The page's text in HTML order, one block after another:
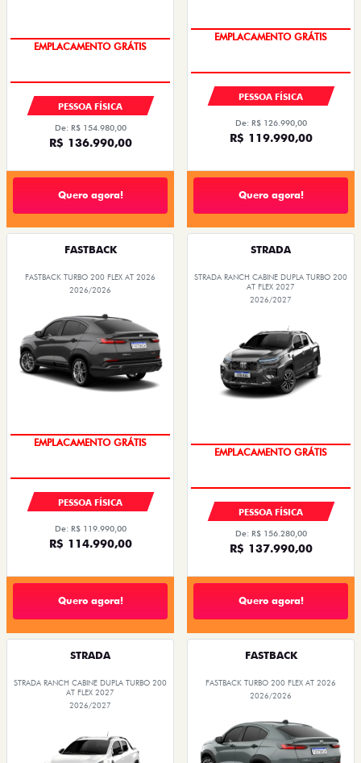
OPORTUNIDADE
PESSOA FÍSICA
De: R$ 154.980,00
R$ 136.990,00
Quero agora!
OPORTUNIDADE
PESSOA FÍSICA
De: R$ 126.990,00
R$ 119.990,00
Quero agora!
FASTBACK
FASTBACK TURBO 200 FLEX AT 2026
2026/2026
OPORTUNIDADE
PESSOA FÍSICA
De: R$ 119.990,00
R$ 114.990,00
Quero agora!
STRADA
STRADA RANCH CABINE DUPLA TURBO 200
AT FLEX 2027
2026/2027
OPORTUNIDADE
PESSOA FÍSICA
De: R$ 156.280,00
R$ 137.990,00
Quero agora!
STRADA
STRADA RANCH CABINE DUPLA TURBO 200
AT FLEX 2027
2026/2027
FASTBACK
FASTBACK TURBO 200 FLEX AT 2026
2026/2026